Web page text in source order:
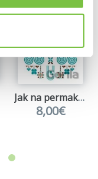
Jak na permakulturní design
8,00€